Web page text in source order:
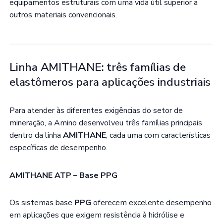
equipamentos estruturais com uma vida útil superior a
outros materiais convencionais.
Linha AMITHANE: três famílias de
elastômeros para aplicações industriais
Para atender às diferentes exigências do setor de
mineração, a Amino desenvolveu três famílias principais
dentro da linha AMITHANE, cada uma com características
específicas de desempenho.
AMITHANE ATP – Base PPG
Os sistemas base PPG oferecem excelente desempenho
em aplicações que exigem resistência à hidrólise e